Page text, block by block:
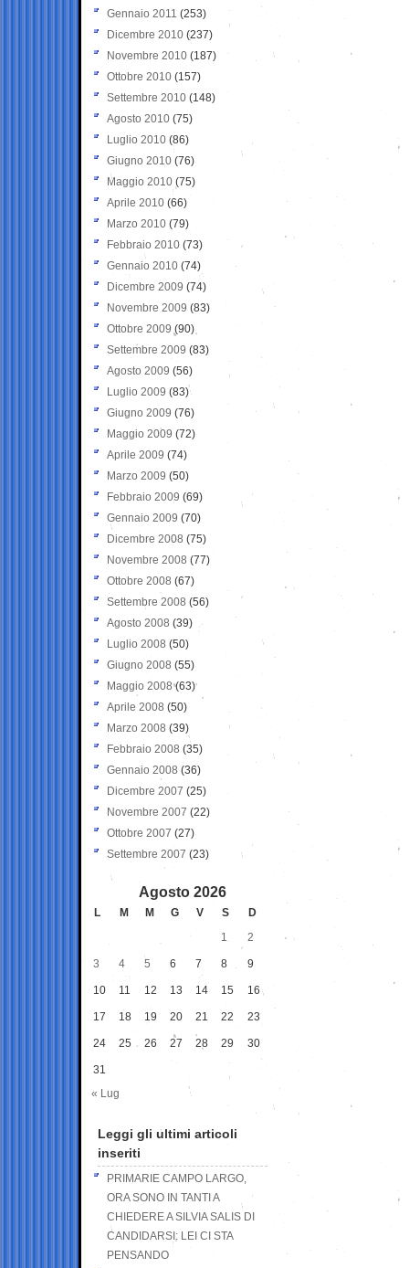
Gennaio 2011 (253)
Dicembre 2010 (237)
Novembre 2010 (187)
Ottobre 2010 (157)
Settembre 2010 (148)
Agosto 2010 (75)
Luglio 2010 (86)
Giugno 2010 (76)
Maggio 2010 (75)
Aprile 2010 (66)
Marzo 2010 (79)
Febbraio 2010 (73)
Gennaio 2010 (74)
Dicembre 2009 (74)
Novembre 2009 (83)
Ottobre 2009 (90)
Settembre 2009 (83)
Agosto 2009 (56)
Luglio 2009 (83)
Giugno 2009 (76)
Maggio 2009 (72)
Aprile 2009 (74)
Marzo 2009 (50)
Febbraio 2009 (69)
Gennaio 2009 (70)
Dicembre 2008 (75)
Novembre 2008 (77)
Ottobre 2008 (67)
Settembre 2008 (56)
Agosto 2008 (39)
Luglio 2008 (50)
Giugno 2008 (55)
Maggio 2008(63)
Aprile 2008 (50)
Marzo 2008 (39)
Febbraio 2008 (35)
Gennaio 2008 (36)
Dicembre 2007 (25)
Novembre 2007 (22)
Ottobre 2007 (27)
Settembre 2007 (23)
Agosto 2026
L M M G V S
D
1
2
3 4 5 6 7 8 9
10 11 12 13 14 15 16
17 18 19 20 21 22 23
24 25 26 27 28 29 30
31
« Lug
Leggi gli ultimi articoli
inseriti
PRIMARIE CAMPO LARGO,
ORA SONO IN TANTI A
CHIEDERE A SILVIA SALIS DI
CANDIDARSI: LEI CI STA
PENSANDO